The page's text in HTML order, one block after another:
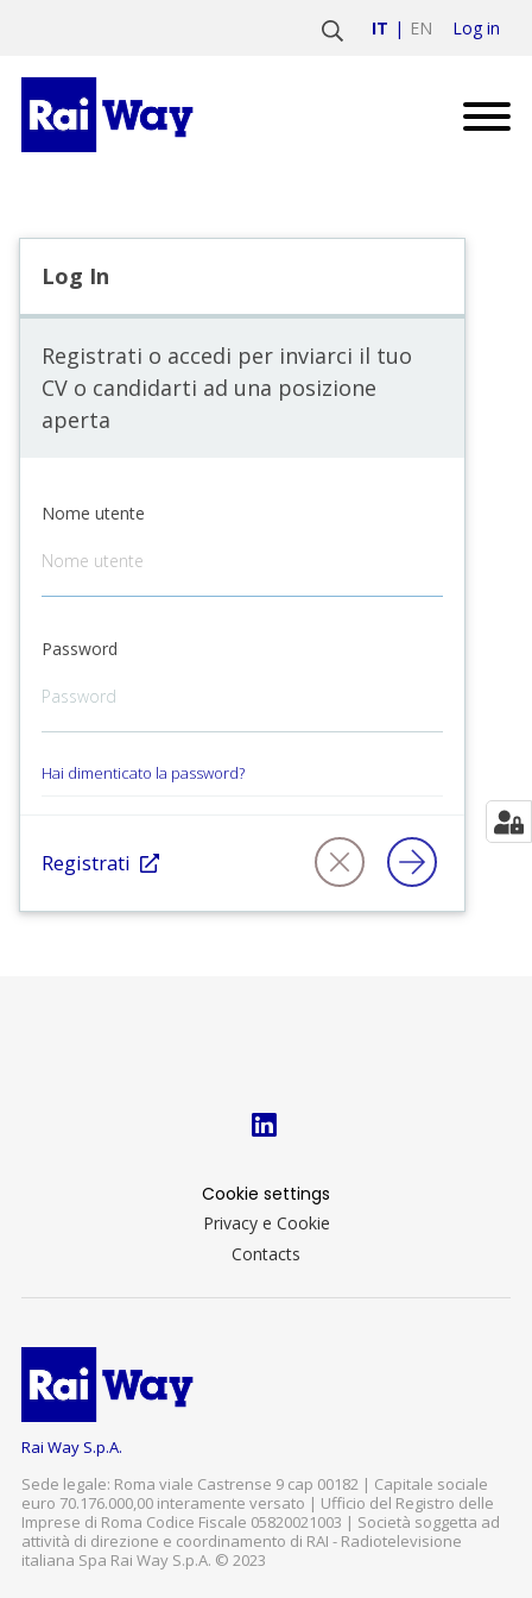
IT EN Log in
Log In
Registrati o accedi per inviarci il tuo
CV o candidarti ad una posizione
aperta
Nome utente
Password
Hai dimenticato la password?
Registrati
Cookie settings
Privacy e Cookie
Contacts
Rai Way S.p.A.
Sede legale: Roma viale Castrense 9 cap 00182 | Capitale sociale
euro 70.176.000,00 interamente versato | Ufficio del Registro delle
Imprese di Roma Codice Fiscale 05820021003 | Società soggetta ad
attività di direzione e coordinamento di RAI - Radiotelevisione
italiana Spa Rai Way S.p.A. © 2023